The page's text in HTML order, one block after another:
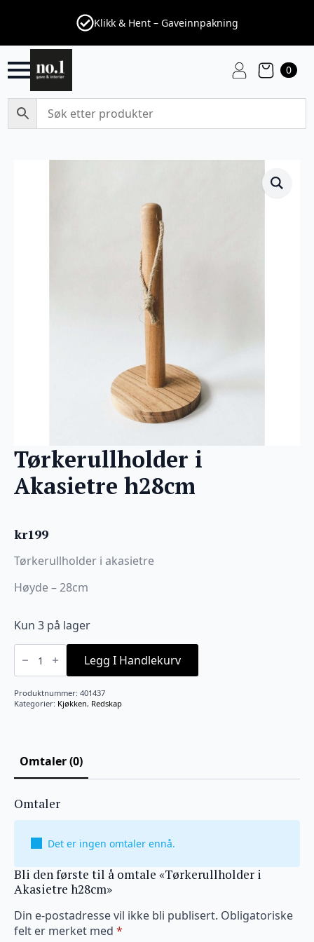
Klikk & Hent – Gaveinnpakning
0
Tørkerullholder i
Akasietre h28cm
kr199
Tørkerullholder i akasietre
Høyde – 28cm
Kun 3 på lager
Tørkerullholder
Akasietre
h28cm
antall
Legg I Handlekurv
Produktnummer: 401437
Kategorier: Kjøkken, Redskap
Omtaler (0)
Omtaler
Det er ingen omtaler ennå.
Bli den første til å omtale «Tørkerullholder i
Akasietre h28cm»
Din e-postadresse vil ikke bli publisert. Obligatoriske
felt er merket med *